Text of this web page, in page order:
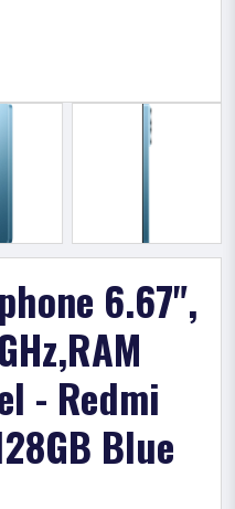
6.67",
- Redmi
Blue